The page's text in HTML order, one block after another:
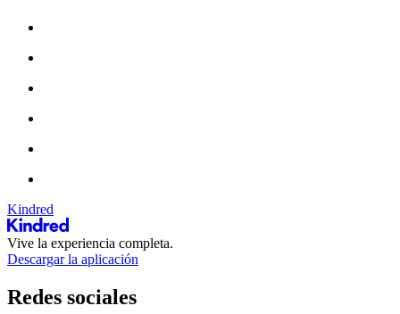
Kindred
Vive la experiencia completa.
Descargar la aplicación
Redes sociales